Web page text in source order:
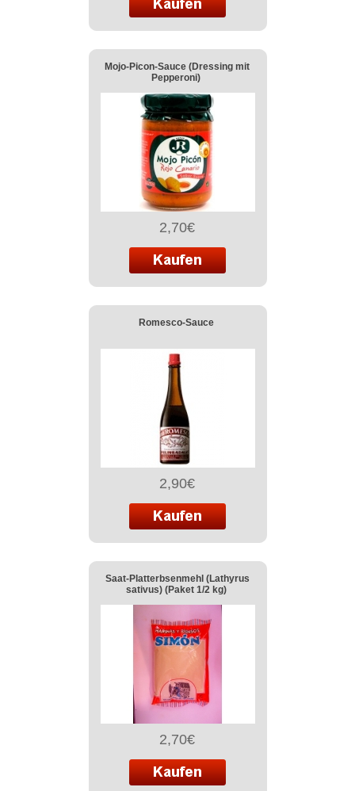
Mojo-Picon-Sauce (Dressing mit
Pepperoni)
2,70€
Romesco-Sauce
2,90€
Saat-Platterbsenmehl (Lathyrus
sativus) (Paket 1/2 kg)
2,70€